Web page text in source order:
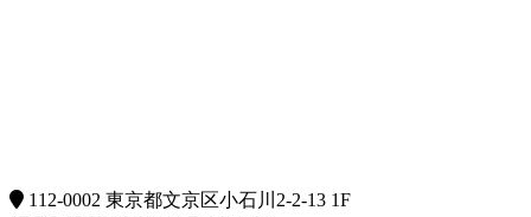
112-0002 東京都文京区小石川2-2-13 1F